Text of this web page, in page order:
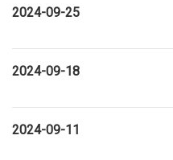
2024-09-25
2024-09-18
2024-09-11